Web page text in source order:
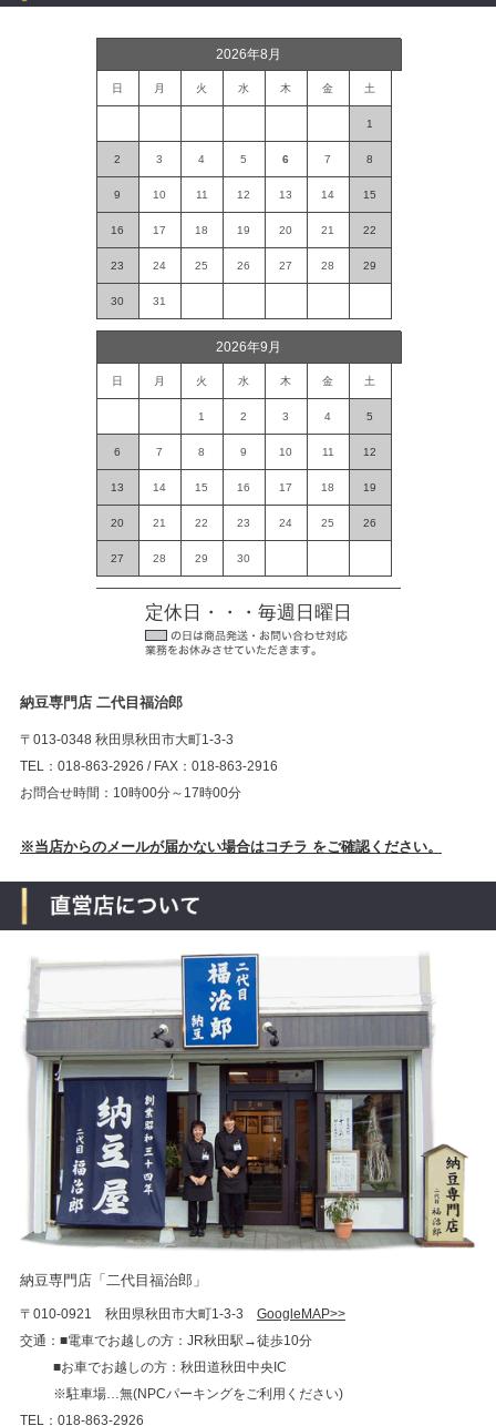
2026年8月
日 月 火 水 木 金 土
1
2 3 4 5 6 7 8
9 10 11 12 13 14 15
16 17 18 19 20 21 22
23 24 25 26 27 28 29
30 31
2026年9月
日 月 火 水 木 金 土
1 2 3 4 5
6 7 8 9 10 11 12
13 14 15 16 17 18 19
20 21 22 23 24 25 26
27 28 29 30
定休日・・・毎週日曜日
納豆専門店 二代目福治郎
〒013-0348 秋田県秋田市大町1-3-3
TEL：018-863-2926 / FAX：018-863-2916
お問合せ時間：10時00分～17時00分
※当店からのメールが届かない場合はコチラ をご確認ください。
納豆専門店「二代目福治郎」
〒010-0921 秋田県秋田市大町1-3-3 GoogleMAP>>
交通：■電車でお越しの方：JR秋田駅→徒歩10分
■お車でお越しの方：秋田道秋田中央IC
※駐車場…無(NPCパーキングをご利用ください)
TEL：018-863-2926